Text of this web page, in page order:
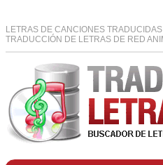
LETRAS DE CANCIONES
TRADUCCIÓN DE LETRAS DE RED